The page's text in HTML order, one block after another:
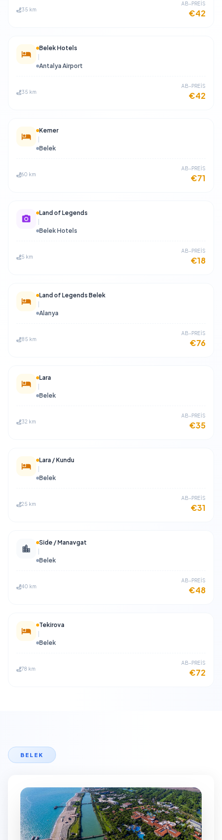
35 km
​AB-PREİS
€42
Belek Hotels
Antalya Airport
35 km
​AB-PREİS
€42
Kemer
Belek
60 km
​AB-PREİS
€71
Land of Legends
Belek Hotels
5 km
​AB-PREİS
€18
Land of Legends Belek
Alanya
85 km
​AB-PREİS
€76
Lara
Belek
32 km
​AB-PREİS
€35
Lara / Kundu
Belek
25 km
​AB-PREİS
€31
Side / Manavgat
Belek
40 km
​AB-PREİS
€48
Tekirova
Belek
78 km
​AB-PREİS
€72
BELEK